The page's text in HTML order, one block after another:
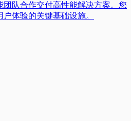
队合作交付高性能解决方案。您
体验的关键基础设施。